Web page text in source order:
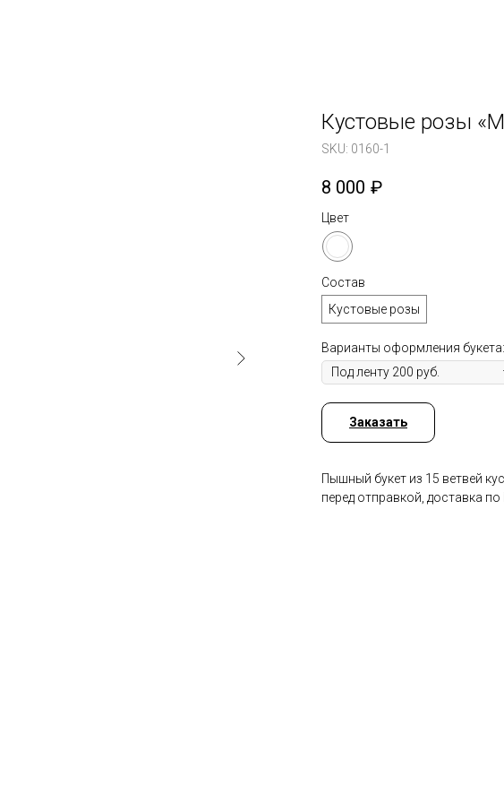
Кустовые розы
SKU: 0160-1
8 000 ₽
Цвет
Состав
Кустовые розы
Варианты оформления букета:
Заказать
Пышный букет из 15 ветвей
перед отправкой, доставка